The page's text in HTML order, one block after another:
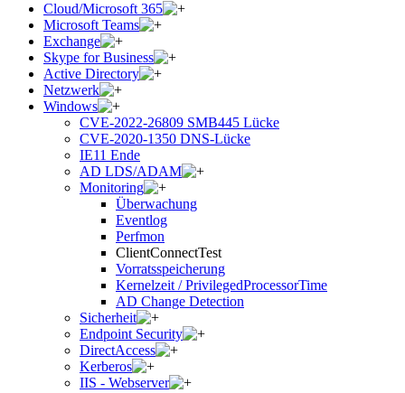
Cloud/Microsoft 365
Microsoft Teams
Exchange
Skype for Business
Active Directory
Netzwerk
Windows
CVE-2022-26809 SMB445 Lücke
CVE-2020-1350 DNS-Lücke
IE11 Ende
AD LDS/ADAM
Monitoring
Überwachung
Eventlog
Perfmon
ClientConnectTest
Vorratsspeicherung
Kernelzeit / PrivilegedProcessorTime
AD Change Detection
Sicherheit
Endpoint Security
DirectAccess
Kerberos
IIS - Webserver